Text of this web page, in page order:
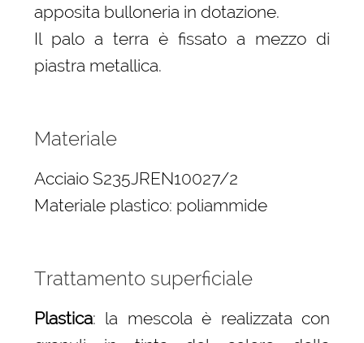
apposita bulloneria in dotazione.
Il palo a terra è fissato a mezzo di
piastra metallica.
Materiale
Acciaio S235JREN10027/2
Materiale plastico: poliammide
Trattamento superficiale
Plastica: la mescola è realizzata con